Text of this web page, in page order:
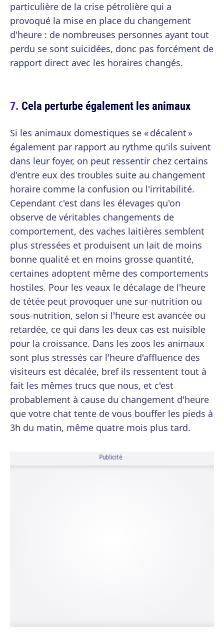
particulière de la crise pétrolière qui a
provoqué la mise en place du changement
d'heure : de nombreuses personnes ayant tout
perdu se sont suicidées, donc pas forcément de
rapport direct avec les horaires changés.
Cela perturbe également les animaux
Si les animaux domestiques se « décalent »
également par rapport au rythme qu'ils suivent
dans leur foyer, on peut ressentir chez certains
d'entre eux des troubles suite au changement
horaire comme la confusion ou l'irritabilité.
Cependant c'est dans les élevages qu'on
observe de véritables changements de
comportement, des vaches laitières semblent
plus stressées et produisent un lait de moins
bonne qualité et en moins grosse quantité,
certaines adoptent même des comportements
hostiles. Pour les veaux le décalage de l'heure
de tétée peut provoquer une sur-nutrition ou
sous-nutrition, selon si l'heure est avancée ou
retardée, ce qui dans les deux cas est nuisible
pour la croissance. Dans les zoos les animaux
sont plus stressés car l'heure d'affluence des
visiteurs est décalée, bref ils ressentent tout à
fait les mêmes trucs que nous, et c'est
probablement à cause du changement d'heure
que votre chat tente de vous bouffer les pieds à
3h du matin, même quatre mois plus tard.
Publicité